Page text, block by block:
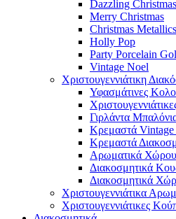
Dazzling Christmas
Merry Christmas
Christmas Metallics
Holly Pop
Party Porcelain
Vintage Noel
Χριστουγεννιάτικη
Υφασμάτινες
Γιρλάντα
Κρεμαστά Vintage
Κρεμαστά
Αρωματικά
Διακοσμητικά
Διακοσμητικά
Χριστουγεννιάτικα
Χριστουγεννιάτικες